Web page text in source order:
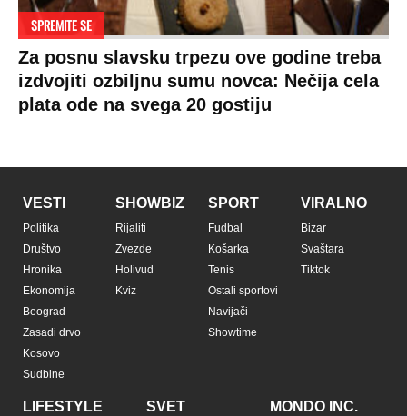
SPREMITE SE
Za posnu slavsku trpezu ove godine treba
izdvojiti ozbiljnu sumu novca: Nečija cela
plata ode na svega 20 gostiju
VESTI
Politika
Društvo
Hronika
Ekonomija
Beograd
Zasadi drvo
Kosovo
Sudbine
SHOWBIZ
Rijaliti
Zvezde
Holivud
Kviz
SPORT
Fudbal
Košarka
Tenis
Ostali sportovi
Navijači
Showtime
VIRALNO
Bizar
Svaštara
Tiktok
LIFESTYLE SVET MONDO INC.